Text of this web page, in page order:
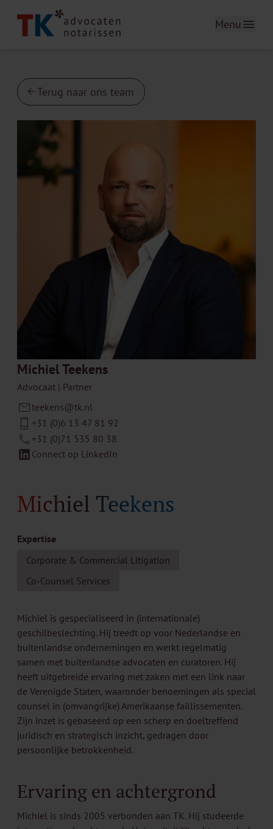
Menu
Terug naar ons team
Michiel Teekens
Advocaat | Partner
teekens@tk.nl
+31 (0)6 13 47 81 92
+31 (0)71 535 80 38
Connect op LinkedIn
Michiel Teekens
Expertise
Corporate & Commercial Litigation
Co-Counsel Services
Michiel is gespecialiseerd in (internationale)
geschilbeslechting. Hij treedt op voor Nederlandse en
buitenlandse ondernemingen en werkt regelmatig
samen met buitenlandse advocaten en curatoren. Hij
heeft uitgebreide ervaring met zaken met een link naar
de Verenigde Staten, waaronder benoemingen als special
counsel in (omvangrijke) Amerikaanse faillissementen.
Zijn inzet is gebaseerd op een scherp en doeltreffend
juridisch en strategisch inzicht, gedragen door
persoonlijke betrokkenheid.
Ervaring en achtergrond
Michiel is sinds 2005 verbonden aan TK. Hij studeerde